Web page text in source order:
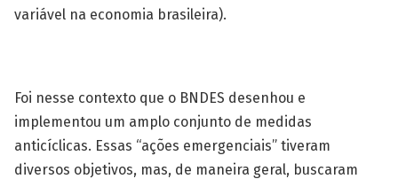
variável na economia brasileira).
Foi nesse contexto que o BNDES desenhou e
implementou um amplo conjunto de medidas
anticíclicas. Essas “ações emergenciais” tiveram
diversos objetivos, mas, de maneira geral, buscaram